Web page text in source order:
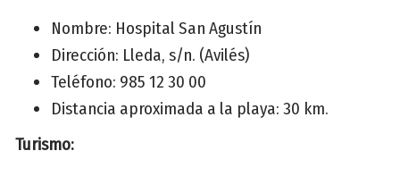
Nombre: Hospital San Agustín
Dirección: Lleda, s/n. (Avilés)
Teléfono: 985 12 30 00
Distancia aproximada a la playa: 30 km.
Turismo: